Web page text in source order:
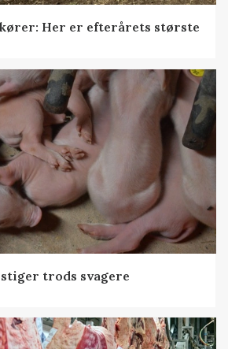
Her er efterårets største
trods svagere